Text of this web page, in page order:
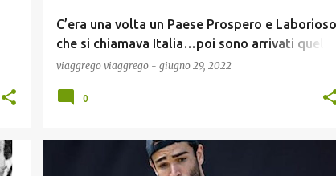
C’era una volta un Paese Prospero e Laborioso
che si chiamava Italia…poi sono arrivati quelli
bravi !
viaggrego viaggrego - giugno 29, 2022
0
SPORT